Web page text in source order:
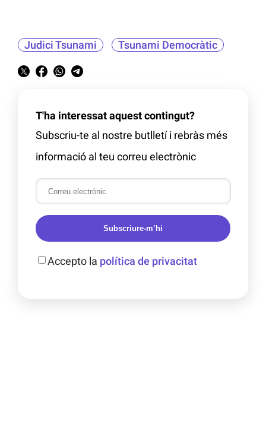
Judici Tsunami Tsunami Democràtic
T'ha interessat aquest contingut?
Subscriu-te al nostre butlletí i rebràs més
informació al teu correu electrònic
Subscriure-m’hi
Accepto la política de privacitat